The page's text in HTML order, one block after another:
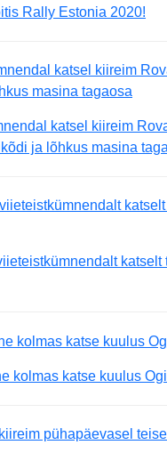
Rally Estonia 2020!
katsel kiireim
ja lõhkus masina
katselt
kolmas katse kuulus